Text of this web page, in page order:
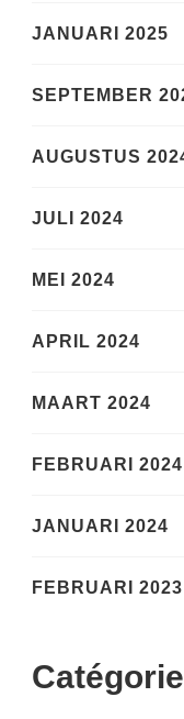
JANUARI 2025
SEPTEMBER
AUGUSTUS
JULI 2024
MEI 2024
APRIL 2024
MAART 2024
FEBRUARI 2024
JANUARI 2024
FEBRUARI 2023